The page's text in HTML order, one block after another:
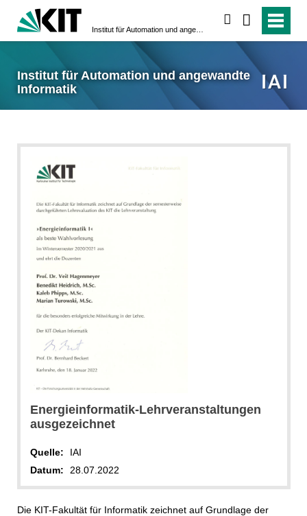
Institut für Automation und angewandte
Informatik
Energieinformatik-Lehrveranstaltungen
ausgezeichnet
Quelle:
IAI
Datum:
28.07.2022
Die KIT-Fakultät für Informatik zeichnet auf Grundlage der